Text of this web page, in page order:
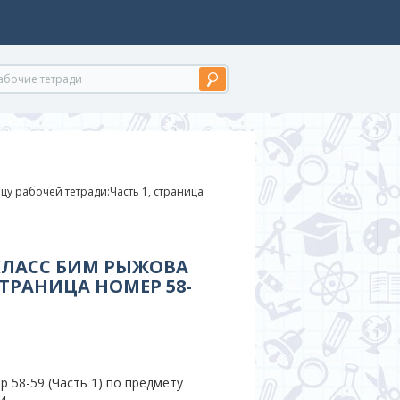
рабочей тетради:Часть 1, страница
БИМ РЫЖОВА
НОМЕР 58-
58-59 (Часть 1) по предмету